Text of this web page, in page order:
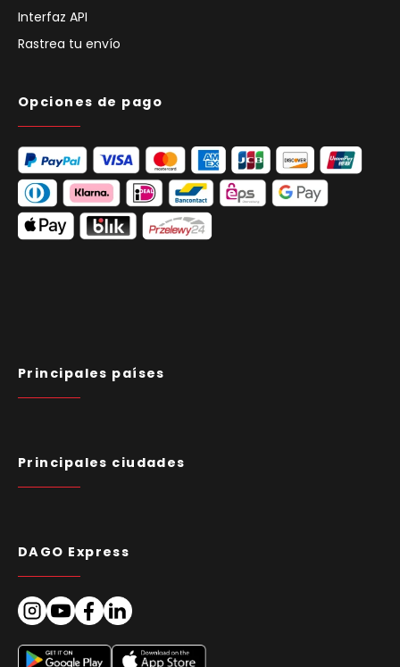
Interfaz API
Rastrea tu envío
Opciones de pago
Principales países
Principales ciudades
DAGO Express